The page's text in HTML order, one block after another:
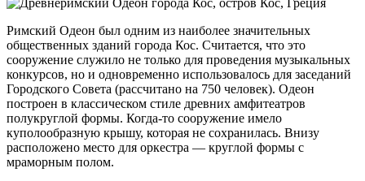
Римский Одеон был одним из наиболее значительных
общественных зданий города Кос. Считается, что это
сооружение служило не только для проведения музыкальных
конкурсов, но и одновременно использовалось для заседаний
Городского Совета (рассчитано на 750 человек). Одеон
построен в классическом стиле древних амфитеатров
полукруглой формы. Когда-то сооружение имело
куполообразную крышу, которая не сохранилась. Внизу
расположено место для оркестра — круглой формы с
мраморным полом.